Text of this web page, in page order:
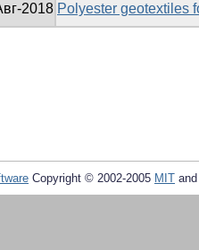
2018 Polyester geotextiles
Copyright © 2002-2005 MIT